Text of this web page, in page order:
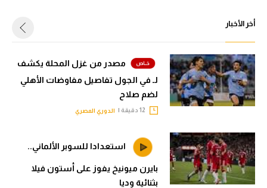
أخر الأخبار
مصدر من غزل المحلة يكشف
لـ في الجول تفاصيل مفاوضات الأهلي
لضم صلاح
الدوري المصري
استعدادا للسوبر الألماني..
بايرن ميونيخ يفوز على أستون فيلا
بثنائية وديا